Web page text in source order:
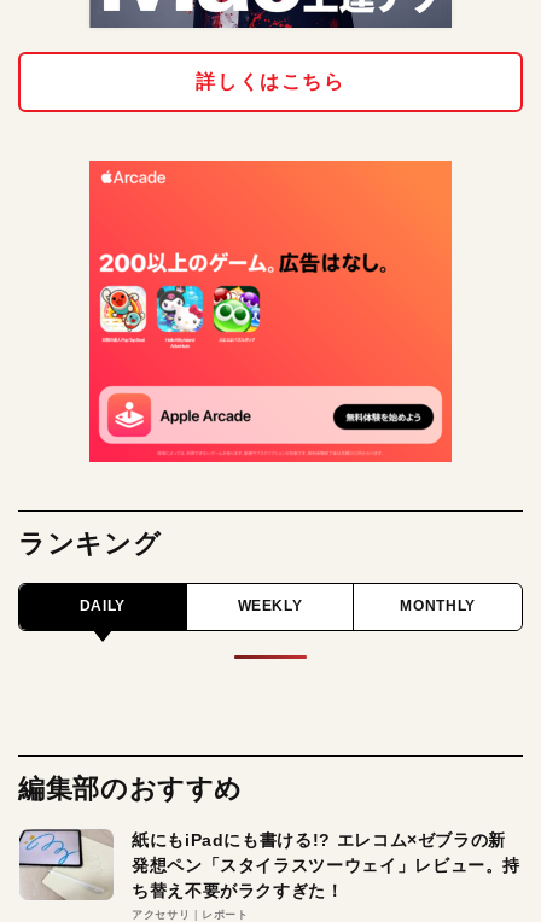
詳しくはこちら
ランキング
DAILY WEEKLY MONTHLY
編集部のおすすめ
紙にもiPadにも書ける!? エレコム×ゼブラの新
発想ペン「スタイラスツーウェイ」レビュー。持
ち替え不要がラクすぎた！
アクセサリ レポート